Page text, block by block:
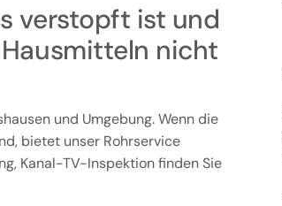
verstopft ist und
nicht
und Umgebung. Wenn die
bietet unser Rohrservice
Kanal-TV-Inspektion finden Sie